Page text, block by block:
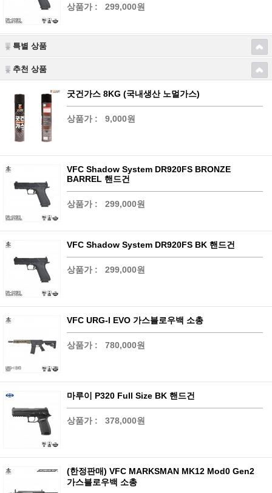
상품가 : 299,000원
특별 상품
추천 상품
굿건가스 8KG (국내생산 노멀가스)
상품가 : 9,000원
VFC Shadow System DR920FS BRONZE
BARREL 핸드건
상품가 : 299,000원
VFC Shadow System DR920FS BK 핸드건
상품가 : 299,000원
VFC URG-I EVO 가스블로우백 소총
상품가 : 780,000원
마루이 P320 Full Size BK 핸드건
상품가 : 378,000원
(한정판매) VFC MARKSMAN MK12 Mod0 Gen2
가스블로우백 소총